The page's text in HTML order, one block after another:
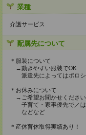
業種
介護サービス
配属先について
＊服装について
→動きやすい服装でOK
派遣先によってはポロシ
＊お休みについて
→ご希望お聞かせください
子育て・家事優先で／は
などなど
＊産休育休取得実績あり！